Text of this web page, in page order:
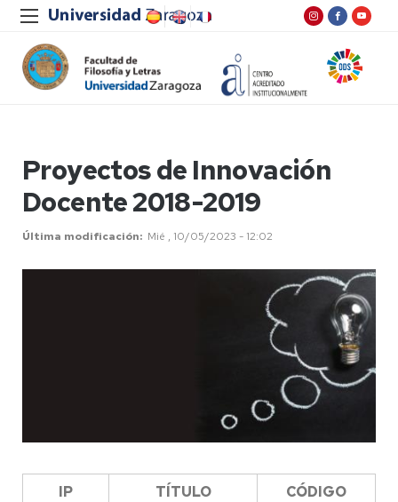
Proyectos de Innovación
Docente 2018-2019
Última modificación Mié , 10/05/2023 - 12:02
IP TÍTULO
CÓDIGO